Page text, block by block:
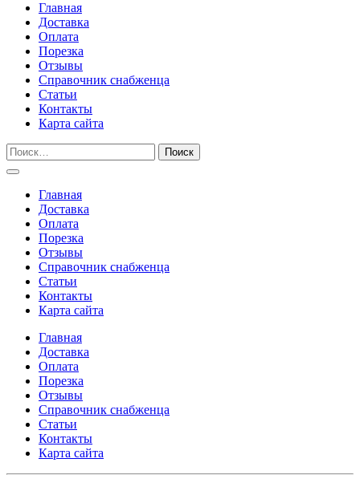
Главная
Доставка
Оплата
Порезка
Отзывы
Справочник снабженца
Статьи
Контакты
Карта сайта
Главная
Доставка
Оплата
Порезка
Отзывы
Справочник снабженца
Статьи
Контакты
Карта сайта
Главная
Доставка
Оплата
Порезка
Отзывы
Справочник снабженца
Статьи
Контакты
Карта сайта